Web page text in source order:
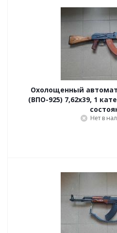
Охолощенный
(ВПО-925) 7,62x39, 1
Нет в